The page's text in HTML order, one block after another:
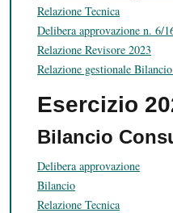
Relazione Tecnica
Delibera approvazione n. 6/
Relazione Revisore 2023
Relazione gestionale
Esercizio
Bilancio
Delibera approvazione
Bilancio
Relazione Tecnica